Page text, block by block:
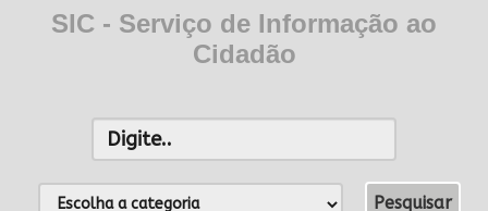
SIC - Serviço de Informação ao
Cidadão